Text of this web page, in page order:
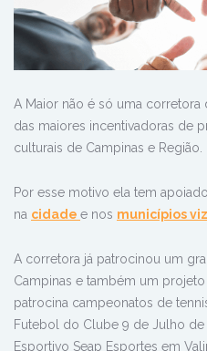
A Maior não é só uma
das maiores incentivadoras de
culturais de Campinas e Região.
Por esse motivo ela tem
na cidade e nos municípios
A corretora já patrocinou um
Campinas e também um
patrocina campeonatos de
Futebol do Clube 9 de Julho
Esportivo Seap Esportes em